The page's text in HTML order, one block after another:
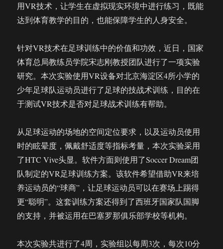
用VR技术，让学生在虚拟现实环境中进行练习，既能
达到体育教学的目的，也能保障学生的人身安全。
针对VR技术在足球训练中的价值和功效，近日，国家
体育总局教练员学院宋志刚教授团队进行了一项实验
研究。本次实验使用VR设备对北京海淀区4所小学的
少年足球队运动员进行了足球的技战术训练，目的在
于测试VR技术是否对足球战术训练有帮助。
从足球运动的场地的空间定位要求，以及运动员使用
时的眩晕度，佩戴舒适度等指标考量，本次实验采用
了HTC Vive头显。软件方面则使用了Soccer Dream团
队制定的VR足球训练方案。该软件希望借助VR来培
养运动员的“球商”，让足球运动员可以在赛场上踢得
更“聪明”。这套训练方案还得到了西班牙国家队国脚
的支持，并被运用在巴塞罗那俱乐部学校等机构。
本次实验共进行了4周，实验组以每周3次，每次10分